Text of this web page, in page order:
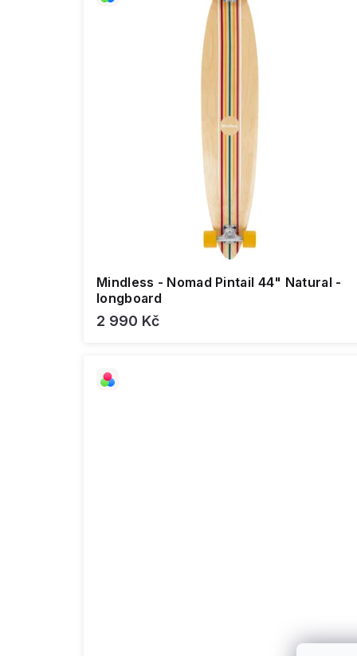
Mindless - Nomad Pintail 44" Natural -
longboard
2 990 Kč